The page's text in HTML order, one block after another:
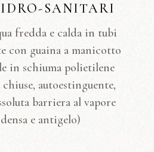
SANITARI
fredda e calda in tubi
con guaina a manicotto
in schiuma polietilene
chiuse, autoestinguente,
barriera al vapore
e antigelo)